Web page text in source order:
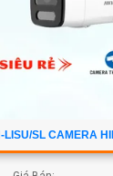
LISU/SL CAMERA